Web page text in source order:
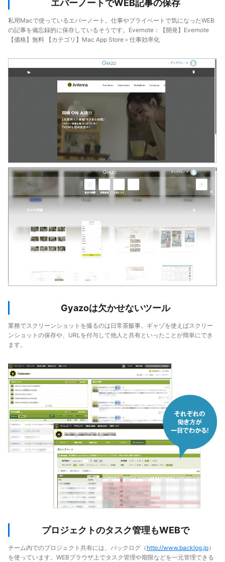
エバーノートでWEB記事の保存
私用Macで使っているエバーノート。仕事やプライベートで気になったWEB
の記事を備忘録的に保存しているそうです。Evernote：【開発】Evernote
【価格】無料 【カテゴリ】Mac App Store＞仕事効率化
Gyazoは欠かせないツール
業務でスクリーンショットを撮るのは日常茶飯事。ギャゾを使えばスクリー
ンショットの保存や、URLを付与して他人と共有といったことが簡単にでき
ます。
プロジェクトのタスク管理もWEBで
チーム内でのプロジェクト共有には、バックログ（ http://www.backlog.jp）
を使っています。WEBブラウザ上でタスク管理や期限などを一元管理できる